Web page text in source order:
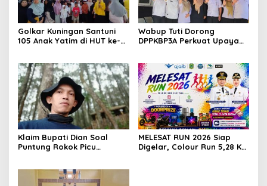
Golkar Kuningan Santuni
105 Anak Yatim di HUT ke-
Berjaya
Wabup Tuti Dorong
DPPKBP3A Perkuat Upaya
Keluarga
Klaim Bupati Dian Soal
Puntung Rokok Picu
Sesuai Kajian Ilmiah
MELESAT RUN 2026 Siap
Digelar, Colour Run 5,28 Km